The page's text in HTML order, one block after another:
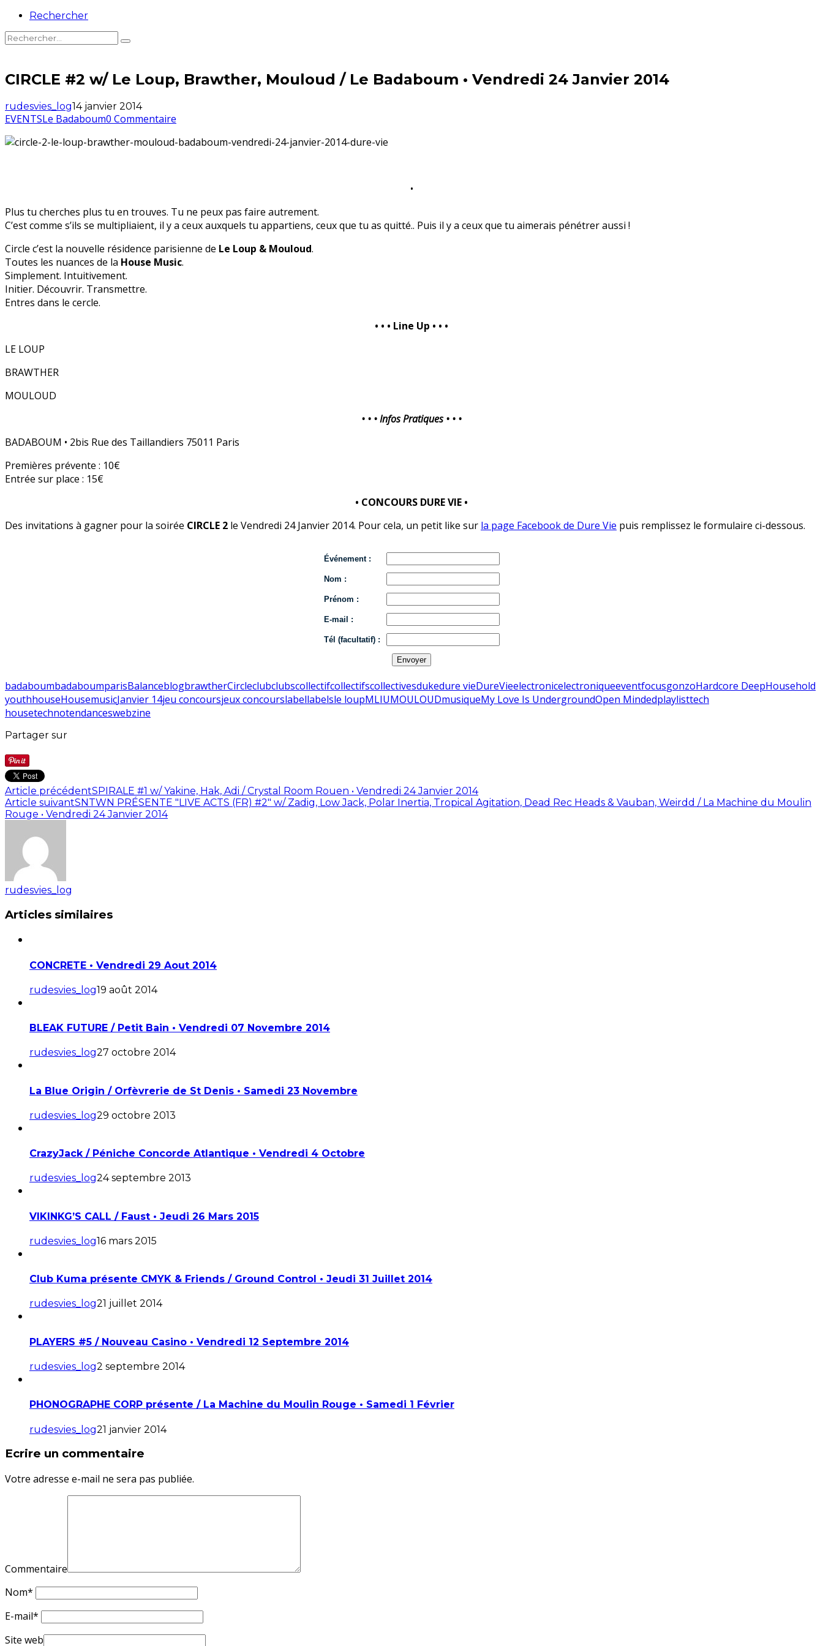
Rechercher
CIRCLE #2 w/ Le Loup, Brawther, Mouloud / Le Badaboum • Vendredi 24 Janvier 2014
rudesvies_log14 janvier 2014
EVENTSLe Badaboum0 Commentaire
•
Plus tu cherches plus tu en trouves. Tu ne peux pas faire autrement.
C’est comme s’ils se multipliaient, il y a ceux auxquels tu appartiens, ceux que tu as quitté.. Puis il y a ceux que tu aimerais pénétrer aussi !
Circle c’est la nouvelle résidence parisienne de Le Loup & Mouloud.
Toutes les nuances de la House Music.
Simplement. Intuitivement.
Initier. Découvrir. Transmettre.
Entres dans le cercle.
• • • Line Up • • •
LE LOUP
BRAWTHER
MOULOUD
• • • Infos Pratiques • • •
BADABOUM • 2bis Rue des Taillandiers 75011 Paris
Premières prévente : 10€
Entrée sur place : 15€
• CONCOURS DURE VIE •
Des invitations à gagner pour la soirée CIRCLE 2 le Vendredi 24 Janvier 2014. Pour cela, un petit like sur la page Facebook de Dure Vie puis remplissez le formulaire ci-dessous.
Événement :
Nom :
Prénom :
E-mail :
Tél (facultatif) :
badaboumbadaboumparisBalanceblogbrawtherCircleclubclubscollectifcollectifscollectivesdukedure vieDureVieelectronicelectroniqueeventfocusgonzoHardcore DeepHousehold
youthhouseHousemusicJanvier 14jeu concoursjeux concourslabellabelsle loupMLIUMOULOUDmusiqueMy Love Is UndergroundOpen Mindedplaylisttech
housetechnotendanceswebzine
Partager sur
Article précédentSPIRALE #1 w/ Yakine, Hak, Adi / Crystal Room Rouen • Vendredi 24 Janvier 2014
Article suivantSNTWN PRÉSENTE "LIVE ACTS (FR) #2" w/ Zadig, Low Jack, Polar Inertia, Tropical Agitation, Dead Rec Heads & Vauban, Weirdd / La Machine du Moulin
Rouge • Vendredi 24 Janvier 2014
rudesvies_log
Articles similaires
CONCRETE • Vendredi 29 Aout 2014
rudesvies_log19 août 2014
BLEAK FUTURE / Petit Bain • Vendredi 07 Novembre 2014
rudesvies_log27 octobre 2014
La Blue Origin / Orfèvrerie de St Denis • Samedi 23 Novembre
rudesvies_log29 octobre 2013
CrazyJack / Péniche Concorde Atlantique • Vendredi 4 Octobre
rudesvies_log24 septembre 2013
VIKINKG’S CALL / Faust • Jeudi 26 Mars 2015
rudesvies_log16 mars 2015
Club Kuma présente CMYK & Friends / Ground Control • Jeudi 31 Juillet 2014
rudesvies_log21 juillet 2014
PLAYERS #5 / Nouveau Casino • Vendredi 12 Septembre 2014
rudesvies_log2 septembre 2014
PHONOGRAPHE CORP présente / La Machine du Moulin Rouge • Samedi 1 Février
rudesvies_log21 janvier 2014
Ecrire un commentaire
Votre adresse e-mail ne sera pas publiée.
Commentaire
Nom*
E-mail*
Site web